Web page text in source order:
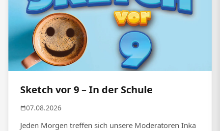
Sketch vor 9 – In der Schule
07.08.2026
Jeden Morgen treffen sich unsere Moderatoren Inka